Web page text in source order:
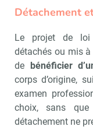
Détachement
Le projet de loi
détachés ou mis
de bénéficier
corps d’origine,
examen
choix, sans
détachement ne